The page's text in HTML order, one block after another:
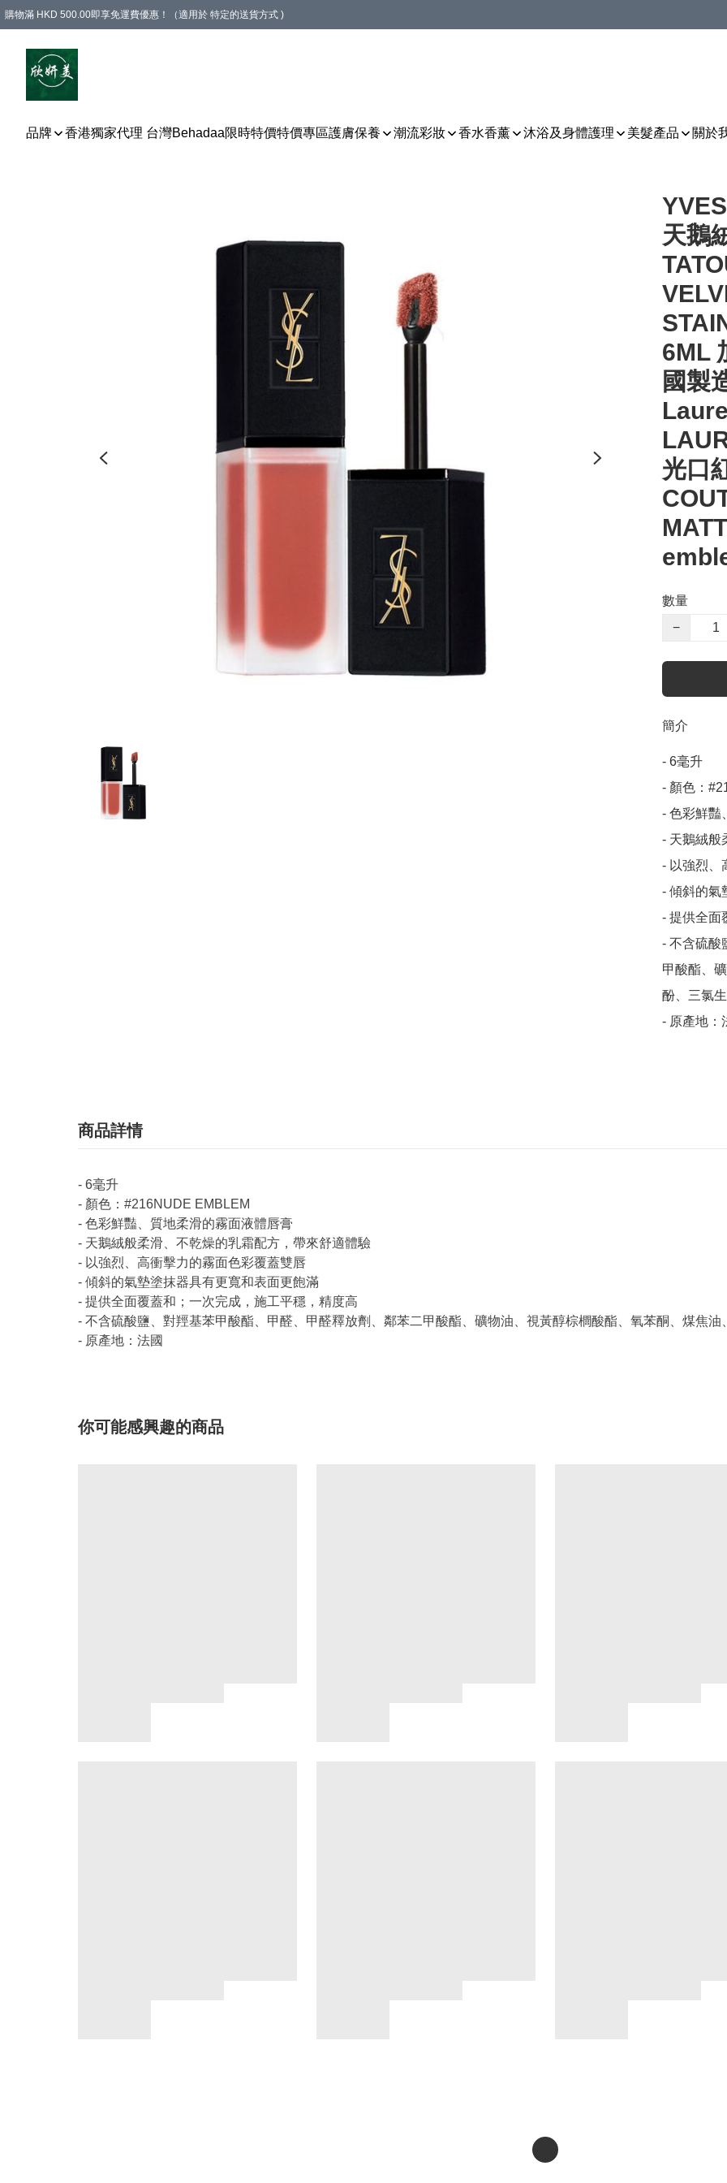
購物滿 HKD 500.00即享免運費優惠！（適用於 特定的送貨方式 )
品牌 香港獨家代理 台灣Behadaa限時特價特價專區護膚保養 潮流彩妝 香水香薰 沐浴及身體護理 美髮產品 關於
天鵝
6ML
國製
光口
數量
−
簡介
- 6毫升
- 顏色：
- 色彩鮮豔
- 天鵝絨般
- 以強烈、
- 傾斜的氣
- 提供全面
- 不含硫酸
甲酸酯、
酚、三氯生
- 原產地：
商品詳情
- 6毫升
- 顏色：#216NUDE EMBLEM
- 色彩鮮豔、質地柔滑的霧面液體唇膏
- 天鵝絨般柔滑、不乾燥的乳霜配方，帶來舒適體驗
- 以強烈、高衝擊力的霧面色彩覆蓋雙唇
- 傾斜的氣墊塗抹器具有更寬和表面更飽滿
- 提供全面覆蓋和；一次完成，施工平穩，精度高
- 不含硫酸鹽、對羥基苯甲酸酯、甲醛、甲醛釋放劑、鄰苯二甲酸酯、礦物油、視黃醇棕櫚酸酯、氧苯酮、煤焦油
- 原產地：法國
你可能感興趣的商品